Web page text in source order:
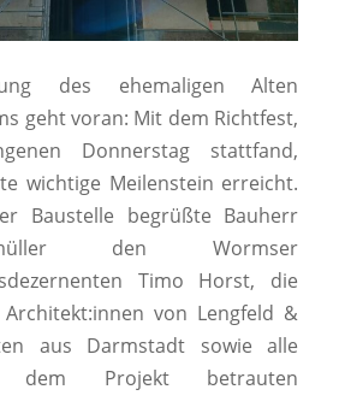
des ehemaligen Alten
geht voran: Mit dem Richtfest,
Donnerstag stattfand,
wichtige Meilenstein erreicht.
Baustelle begrüßte Bauherr
den Wormser
Timo Horst, die
von Lengfeld &
aus Darmstadt sowie alle
Projekt betrauten